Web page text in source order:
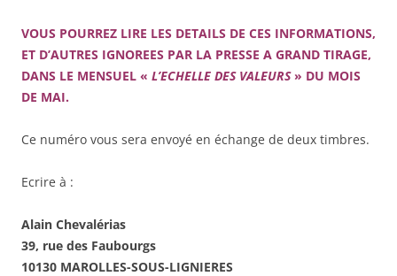
VOUS POURREZ LIRE LES DETAILS DE CES INFORMATIONS,
ET D’AUTRES IGNOREES PAR LA PRESSE A GRAND TIRAGE,
DANS LE MENSUEL « L’ECHELLE DES VALEURS» DU MOIS
DE MAI.
Ce numéro vous sera envoyé en échange de deux timbres.
Ecrire à :
Alain Chevalérias
39, rue des Faubourgs
10130 MAROLLES-SOUS-LIGNIERES